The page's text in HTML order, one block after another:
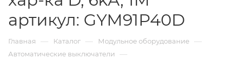
артикул: GYM91P40D
Главная — Каталог — Модульное оборудование —
Автоматические выключатели —